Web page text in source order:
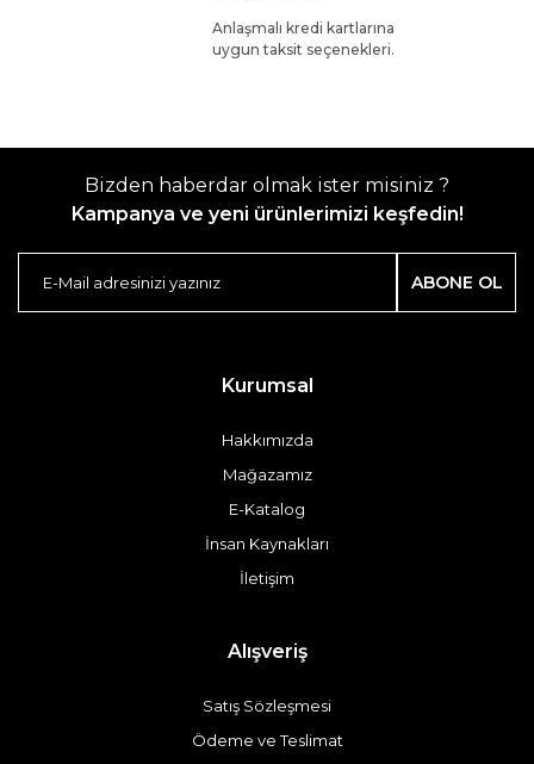
Anlaşmalı kredi kartlarına
uygun taksit seçenekleri.
Bizden haberdar olmak ister misiniz ?
Kampanya ve yeni ürünlerimizi keşfedin!
ABONE OL
Kurumsal
Hakkımızda
Mağazamız
E-Katalog
İnsan Kaynakları
İletişim
Alışveriş
Satış Sözleşmesi
Ödeme ve Teslimat